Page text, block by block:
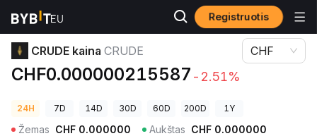
Registruotis
Kriptovaliutų kainos CRUDE kaina CRUDE
CRUDE kaina CRUDE
CHF0.000000215587 -2.51%
CHF
24H 7D 14D 30D 60D 200D 1Y
Žemas CHF 0.000000 Aukštas CHF 0.000000